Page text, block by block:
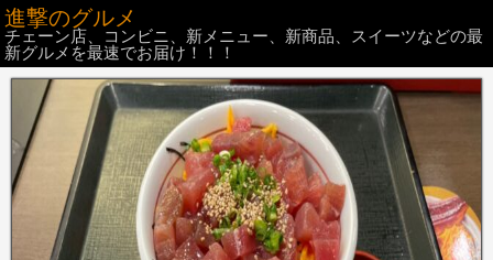
進撃のグルメ
チェーン店、コンビニ、新メニュー、新商品、スイーツなどの最
新グルメを最速でお届け！！！